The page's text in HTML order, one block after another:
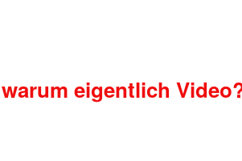
eigentlich